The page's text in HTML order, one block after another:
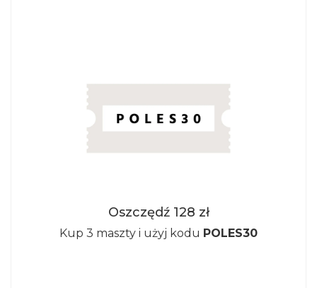
Oszczędź 128 zł
Kup 3 maszty i użyj kodu POLES30